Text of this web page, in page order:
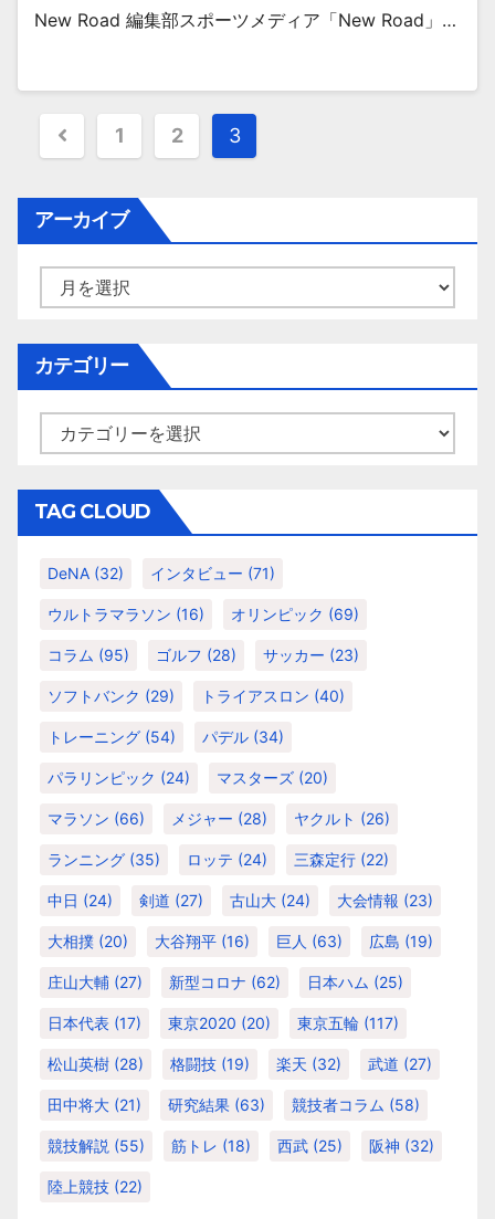
New Road 編集部スポーツメディア「New Road」…
投
ナ
ビ
ゲ
ー
シ
ョ
ン
1 2 3
アーカイブ
ー
イ
ブ
カテゴリー
テ
リ
ー
TAG CLOUD
DeNA (32) インタビュー (71)
ウルトラマラソン (16) オリンピック (69)
コラム (95) ゴルフ (28) サッカー (23)
ソフトバンク (29) トライアスロン (40)
トレーニング (54) パデル (34)
パラリンピック (24) マスターズ (20)
マラソン (66) メジャー (28) ヤクルト (26)
ランニング (35) ロッテ (24) 三森定行 (22)
中日 (24) 剣道 (27) 古山大 (24) 大会情報 (23)
大相撲 (20) 大谷翔平 (16) 巨人 (63) 広島 (19)
庄山大輔 (27) 新型コロナ (62) 日本ハム (25)
日本代表 (17) 東京2020 (20) 東京五輪 (117)
松山英樹 (28) 格闘技 (19) 楽天 (32) 武道 (27)
田中将大 (21) 研究結果 (63) 競技者コラム (58)
競技解説 (55) 筋トレ (18) 西武 (25) 阪神 (32)
陸上競技 (22)